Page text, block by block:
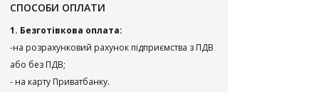
СПОСОБИ ОПЛАТИ
1. Безготівкова оплата:
-на розрахунковий рахунок підприємства з ПДВ
або без ПДВ;
- на карту Приватбанку.